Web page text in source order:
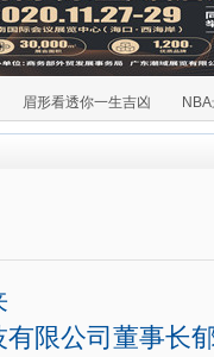
眉形看透你一生吉凶
限公司董事长